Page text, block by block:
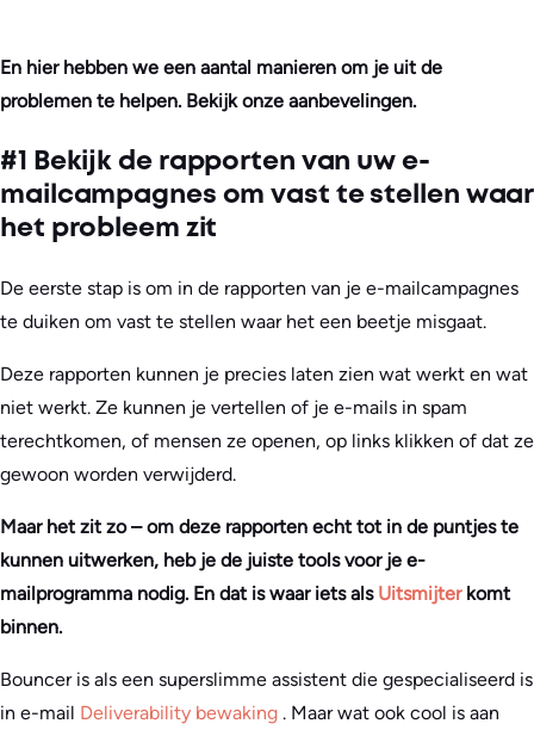
En hier hebben we een aantal manieren om je uit de
problemen te helpen. Bekijk onze aanbevelingen.
#1 Bekijk de rapporten van uw e-
mailcampagnes om vast te stellen waar
het probleem zit
De eerste stap is om in de rapporten van je e-mailcampagnes
te duiken om vast te stellen waar het een beetje misgaat.
Deze rapporten kunnen je precies laten zien wat werkt en wat
niet werkt. Ze kunnen je vertellen of je e-mails in spam
terechtkomen, of mensen ze openen, op links klikken of dat ze
gewoon worden verwijderd.
Maar het zit zo – om deze rapporten echt tot in de puntjes te
kunnen uitwerken, heb je de juiste tools voor je e-
mailprogramma nodig. En dat is waar iets als Uitsmijter komt
binnen.
Bouncer is als een superslimme assistent die gespecialiseerd is
in e-mail Deliverability bewaking . Maar wat ook cool is aan